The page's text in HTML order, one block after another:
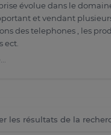
évolue dans le
et vendant
des telephones , les
ect.